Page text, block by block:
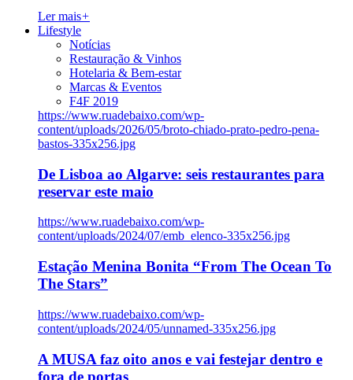
Ler mais+
Lifestyle
Notícias
Restauração & Vinhos
Hotelaria & Bem-estar
Marcas & Eventos
F4F 2019
https://www.ruadebaixo.com/wp-
content/uploads/2026/05/broto-chiado-prato-pedro-pena-
bastos-335x256.jpg
De Lisboa ao Algarve: seis restaurantes para
reservar este maio
https://www.ruadebaixo.com/wp-
content/uploads/2024/07/emb_elenco-335x256.jpg
Estação Menina Bonita “From The Ocean To
The Stars”
https://www.ruadebaixo.com/wp-
content/uploads/2024/05/unnamed-335x256.jpg
A MUSA faz oito anos e vai festejar dentro e
fora de portas